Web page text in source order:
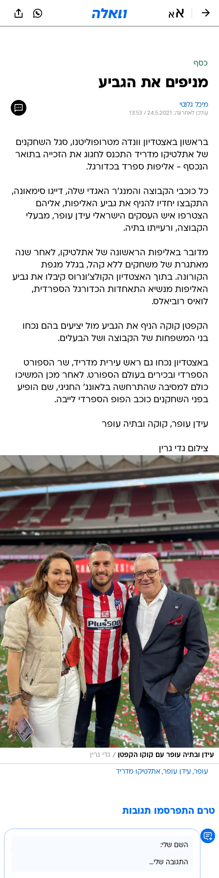
כסף
מניפים את הגביע
מיכל גלנטי
עודכן לאחרונה: 24.5.2021 / 13:53
בראשון באצטדיון וונדה מטרופוליטנו, סגל השחקנים
של אתלטיקו מדריד התכנס לחגוג את הזכייה בתואר
הנכסף - אליפות ספרד בכדורגל.
כל כוכבי הקבוצה והמנג'ר האגדי שלה, דייגו סימאונה,
התקבצו יחדיו להניף את גביע האליפות, אליהם
הצטרפו איש העסקים הישראלי עידן עופר, מבעלי
הקבוצה, ורעייתו בתיה.
מדובר באליפות הראשונה של אתלטיקו, לאחר שנה
מאתגרת של משחקים ללא קהל, בגלל מגפת
הקורונה. בתוך האצטדיון הקולצ'ונרוס קיבלו את גביע
האליפות מנשיא התאחדות הכדורגל הספרדית,
לואיס רוביאלס.
הקפטן קוקה הניף את הגביע מול יציעים בהם נכחו
בני המשפחות של הקבוצה ושל הבעלים.
באצטדיון נכחו גם ראש עירית מדריד, שר הספורט
הספרדי ובכירים בעולם הספורט. לאחר מכן המשיכו
כולם למסיבה שהתרחשה בלאונג' החגיגי, שם הופיע
בפני השחקנים כוכב הפופ הספרדי לייבה.
עידן עופר, קוקה ובתיה עופר
צילום גדי גרין
עידן ובתיה עופר עם קוקו הקפטן / גדי גרין
עופר עידן עופר אתלטיקו מדריד
טרם התפרסמו תגובות